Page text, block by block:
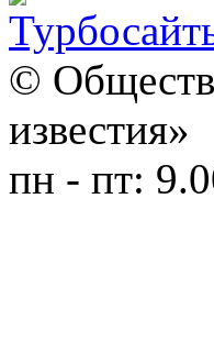
©
известия»
пн - пт: